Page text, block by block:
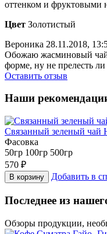
оттенком и фруктовыми
Цвет Золотистый
Вероника 28.11.2018,
Обожаю жасминовый
форме, ну не прелесть ли
Оставить отзыв
Наши
Связанный зеленый
Фасовка
50гр 100гр 500гр
570 ₽
В корзину Добавить в
Последнее из
Обзоры продукции,